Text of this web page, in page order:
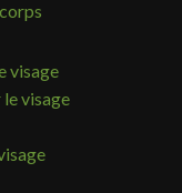
visage
visage